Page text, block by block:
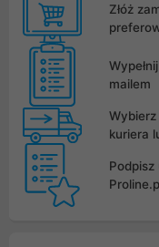
Złóż
mailem
kuriera